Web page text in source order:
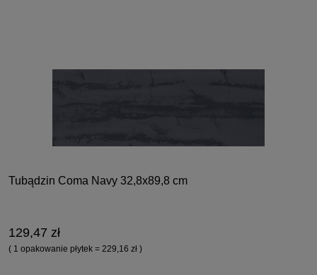
Tubądzin Coma Navy 32,8x89,8 cm
129,47 zł
( 1 opakowanie płytek = 229,16 zł )